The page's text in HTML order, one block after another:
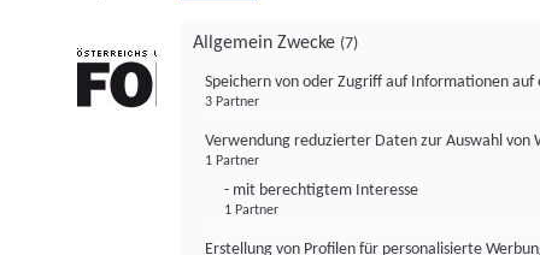
Allgemein Zwecke (7)
Speichern von oder Zugriff auf Informationen auf
3 Partner
Verwendung reduzierter Daten zur Auswahl von
1 Partner
- mit berechtigtem Interesse
1 Partner
Erstellung von Profilen für personalisierte
FONDS professionell